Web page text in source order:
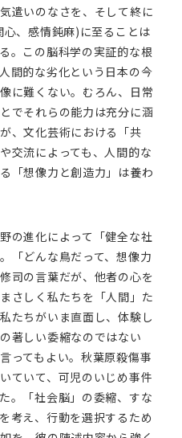
遣いのなさを、そして終に
、感情鈍麻)に至ることは
。この脳科学の実証的な根
間的な劣化という日本の今
に難くない。むろん、日常
でそれらの能力は充分に涵
、文化芸術における「共
交流によっても、人間的な
「想像力と創造力」は養わ
の進化によって「健全な社
「どんな鳥だって、想像力
司の言葉だが、他者の心を
さしく私たちを「人間」た
たちがいま直面し、体験し
著しい委縮なのではない
ってもよい。秋葉原殺傷事
ていて、可児のいじめ事件
。「社会脳」の委縮、すな
考え、行動を選択するため